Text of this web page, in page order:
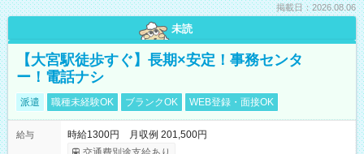
掲載日：2026.08.06
未読
【大宮駅徒歩すぐ】長期×安定！事務センタ
ー！電話ナシ
派遣 職種未経験OK ブランクOK WEB登録・面接OK
給与
時給1300円 月収例 201,500円